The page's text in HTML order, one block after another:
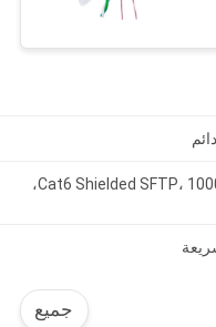
كابل Cat6 Ethernet، كابل Cat6 Shielded SFTP، 1000ft، 23AWG،
جميع